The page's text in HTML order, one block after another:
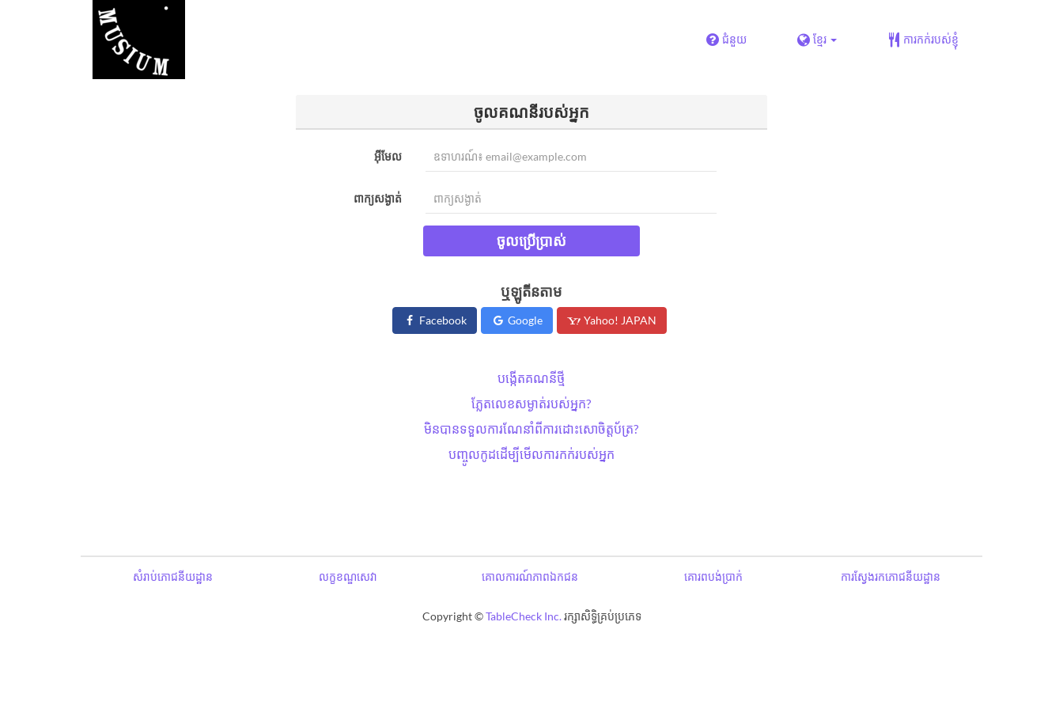
ជំនួយ ខ្មែរ ការកក់របស់ខ្ញុំ
ចូល​គណនីរបស់អ្នក​
អ៊ីមែល
ពាក្យសង្ងាត់
ចូលប្រើប្រាស់
ឬឡូតីនតាម
Facebook Google Yahoo! JAPAN
បង្កើតគណនីថ្មី
ភ្លែតលេខសម្ងាត់​របស់អ្នក?
មិនបានទទួលការណែនាំពីការដោះសោ​ចិត្តប័ត្រ?
បញ្ចូលកូដដើម្បីមើលការកក់របស់អ្នក
សំរាប់ភោជនីយដ្ឋាន លក្ខខណ្ឌសេវា គោលការណ៍ភាពឯកជន គោរពបង់ប្រាក់ ការស្វែងរកភោជនីយដ្ឋាន
Copyright ©TableCheck Inc.រក្សាសិទ្ធិគ្រប់ប្រភេទ